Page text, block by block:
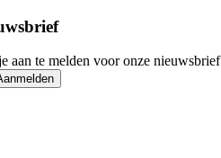
aan te melden voor onze nieuwsbrief